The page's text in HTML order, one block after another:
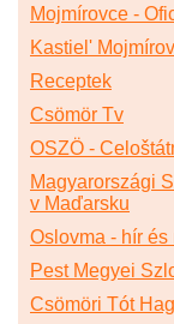
Mojmírovce -
Kastiel'
Receptek
Csömör Tv
OSZÖ -
Magyarországi
v Maďarsku
Oslovma - hír és
Pest Megyei
Csömöri Tót